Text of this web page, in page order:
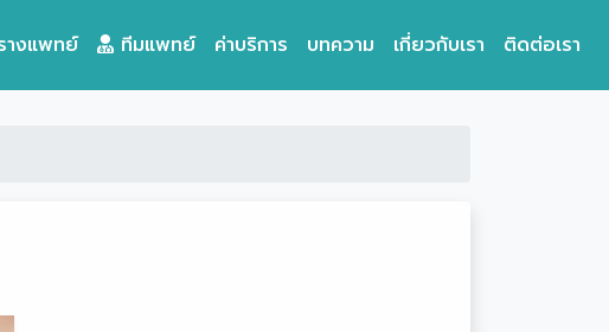
างแพทย์ ทีมแพทย์ ค่าบริการ บทความ เกี่ยวกับเรา ติดต่อเรา